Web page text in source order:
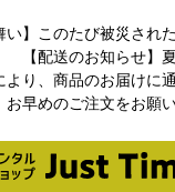
い】このたび被災され
【配送のお知らせ】
より、商品のお届けに
早めのご注文をお願